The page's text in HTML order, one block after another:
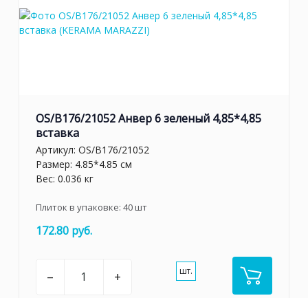
OS/B176/21052 Анвер 6 зеленый 4,85*4,85
вставка
Артикул: OS/B176/21052
Размер: 4.85*4.85 см
Вес: 0.036 кг
Плиток в упаковке: 40шт
172.80 руб.
– + шт.